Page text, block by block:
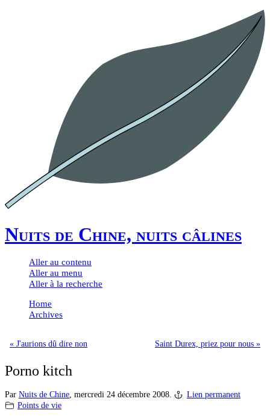
Nuits de Chine, nuits câlines
Aller au contenu
Aller au menu
Aller à la recherche
Home
Archives
« J'aurions dû dire non Saint Durex, priez pour nous »
Porno kitch
Par Nuits de Chine mercredi 24 décembre 2008.
Lien permanent
Points de vie